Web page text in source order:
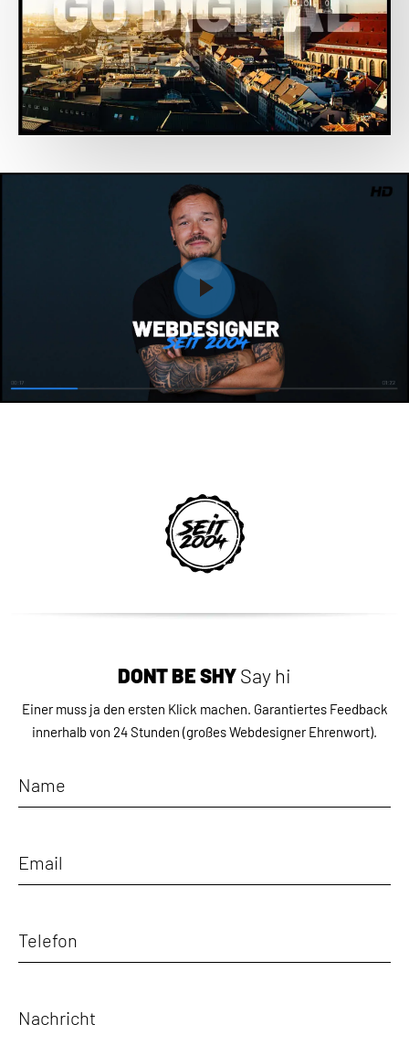
DON`T BE SHYSay hi
Einer muss ja den ersten Klick machen. Garantiertes Feedback
innerhalb von 24 Stunden (großes Webdesigner Ehrenwort).